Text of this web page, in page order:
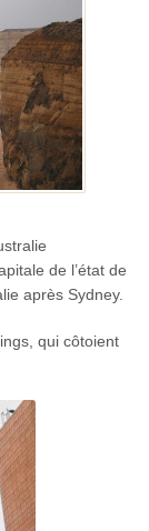
de l’état de
après Sydney.
qui côtoient